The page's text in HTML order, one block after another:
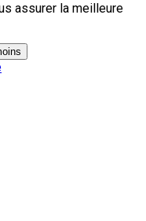
assurer la meilleure